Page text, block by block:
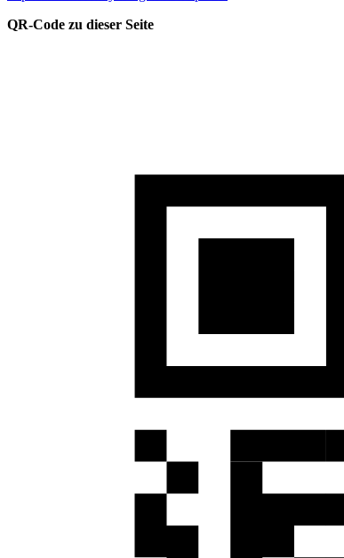
QR-Code zu dieser Seite